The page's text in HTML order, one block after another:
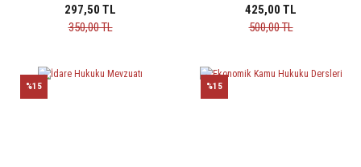
297,50 TL
350,00 TL
425,00 TL
500,00 TL
%15 %15